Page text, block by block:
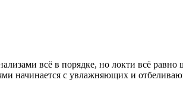
всё в порядке, но локти всё
начинается с увлажняющих и